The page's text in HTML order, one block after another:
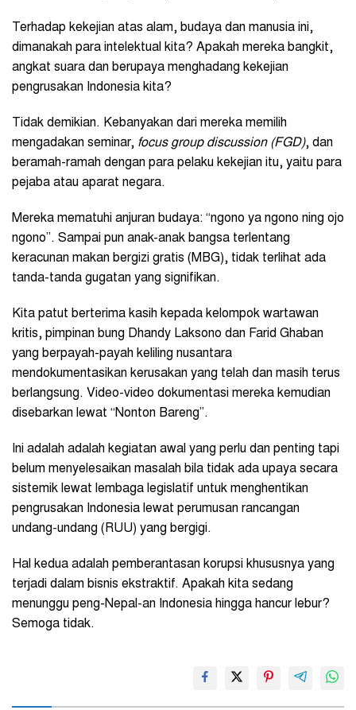
Terhadap kekejian atas alam, budaya dan manusia ini,
dimanakah para intelektual kita? Apakah mereka bangkit,
angkat suara dan berupaya menghadang kekejian
pengrusakan Indonesia kita?
Tidak demikian. Kebanyakan dari mereka memilih
mengadakan seminar, focus group discussion (FGD), dan
beramah-ramah dengan para pelaku kekejian itu, yaitu para
pejaba atau aparat negara.
Mereka mematuhi anjuran budaya: “ngono ya ngono ning ojo
ngono”. Sampai pun anak-anak bangsa terlentang
keracunan makan bergizi gratis (MBG), tidak terlihat ada
tanda-tanda gugatan yang signifikan.
Kita patut berterima kasih kepada kelompok wartawan
kritis, pimpinan bung Dhandy Laksono dan Farid Ghaban
yang berpayah-payah keliling nusantara
mendokumentasikan kerusakan yang telah dan masih terus
berlangsung. Video-video dokumentasi mereka kemudian
disebarkan lewat “Nonton Bareng”.
Ini adalah adalah kegiatan awal yang perlu dan penting tapi
belum menyelesaikan masalah bila tidak ada upaya secara
sistemik lewat lembaga legislatif untuk menghentikan
pengrusakan Indonesia lewat perumusan rancangan
undang-undang (RUU) yang bergigi.
Hal kedua adalah pemberantasan korupsi khususnya yang
terjadi dalam bisnis ekstraktif. Apakah kita sedang
menunggu peng-Nepal-an Indonesia hingga hancur lebur?
Semoga tidak.